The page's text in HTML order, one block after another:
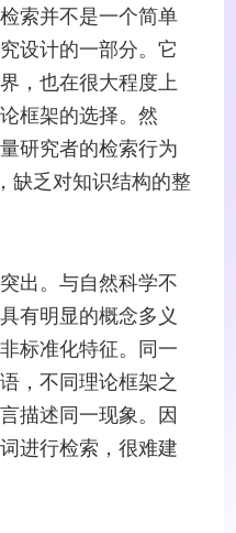
索并不是一个简单
设计的一部分。它
，也在很大程度上
框架的选择。然
研究者的检索行为
缺乏对知识结构的整
出。与自然科学不
有明显的概念多义
标准化特征。同一
，不同理论框架之
描述同一现象。因
进行检索，很难建